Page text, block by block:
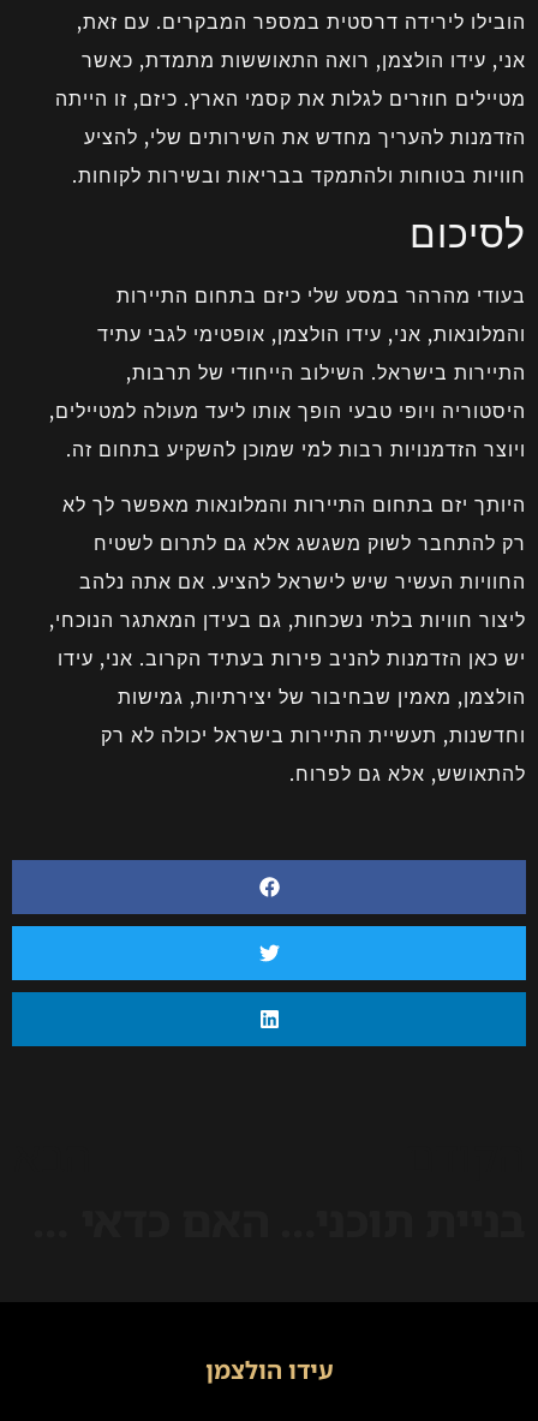
הובילו לירידה דרסטית במספר המבקרים. עם זאת,
אני, עידו הולצמן, רואה התאוששות מתמדת, כאשר
מטיילים חוזרים לגלות את קסמי הארץ. כיזם, זו הייתה
הזדמנות להעריך מחדש את השירותים שלי, להציע
חוויות בטוחות ולהתמקד בבריאות ובשירות לקוחות.
לסיכום
בעודי מהרהר במסע שלי כיזם בתחום התיירות
והמלונאות, אני, עידו הולצמן, אופטימי לגבי עתיד
התיירות בישראל. השילוב הייחודי של תרבות,
היסטוריה ויופי טבעי הופך אותו ליעד מעולה למטיילים,
ויוצר הזדמנויות רבות למי שמוכן להשקיע בתחום זה.
היותך יזם בתחום התיירות והמלונאות מאפשר לך לא
רק להתחבר לשוק משגשג אלא גם לתרום לשטיח
החוויות העשיר שיש לישראל להציע. אם אתה נלהב
ליצור חוויות בלתי נשכחות, גם בעידן המאתגר הנוכחי,
יש כאן הזדמנות להניב פירות בעתיד הקרוב. אני, עידו
הולצמן, מאמין שבחיבור של יצירתיות, גמישות
וחדשנות, תעשיית התיירות בישראל יכולה לא רק
להתאושש, אלא גם לפרוח.
עידו הולצמן